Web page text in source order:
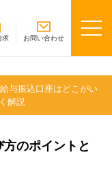
求 お問い合わせ
給与振込口座はどこがい
解説
のポイントと